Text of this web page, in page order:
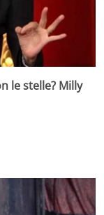
le stelle? Milly